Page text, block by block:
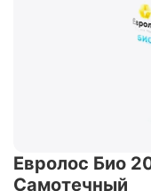
Евролос Био
Самотечный